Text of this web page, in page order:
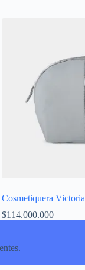
Cosmetiquera Victoria
$114.000.000